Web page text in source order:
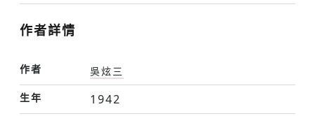
作者詳情
作者
吳炫三
生年
1942